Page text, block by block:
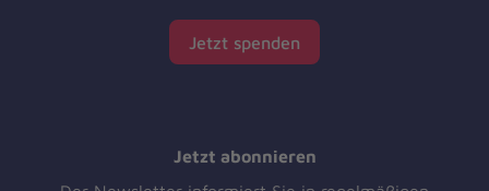
Jetzt spenden
Jetzt abonnieren